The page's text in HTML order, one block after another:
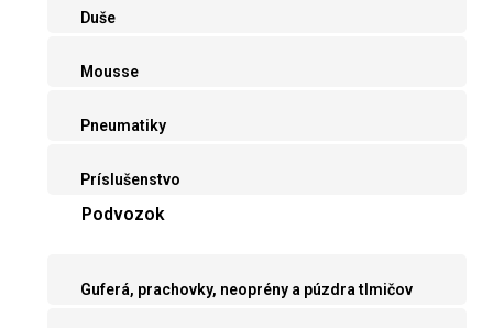
Duše
Mousse
Pneumatiky
Príslušenstvo
Podvozok
Guferá, prachovky, neoprény a púzdra tlmičov